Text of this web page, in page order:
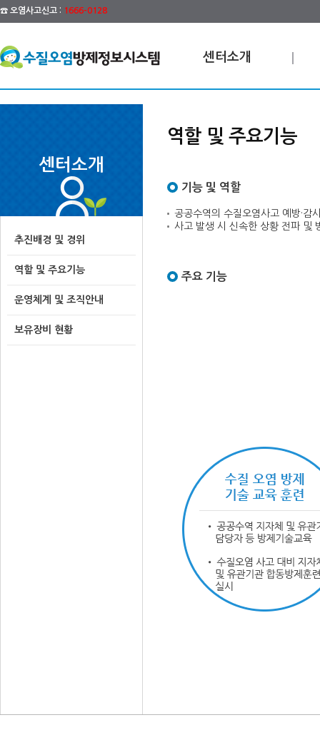
☎ 오염사고신고 : 1666-0128
센터소개
센터소개
추진배경 및 경위
역할 및 주요기능
운영체계 및 조직안내
보유장비 현황
역할 및 주요기능
기능 및 역할
공공수역의 수질오염사고 예방·감
사고 발생 시 신속한 상황 전파 및
주요 기능